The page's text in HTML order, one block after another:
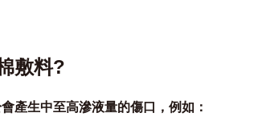
敷料?
產生中至高滲液量的傷口，例如：